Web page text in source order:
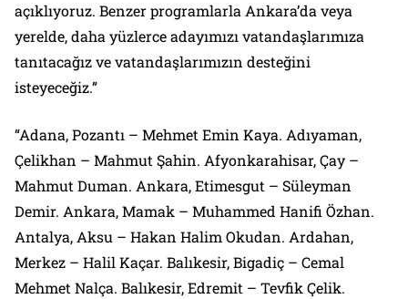
açıklıyoruz. Benzer programlarla Ankara’da veya
yerelde, daha yüzlerce adayımızı vatandaşlarımıza
tanıtacağız ve vatandaşlarımızın desteğini
isteyeceğiz.”
“Adana, Pozantı – Mehmet Emin Kaya. Adıyaman,
Çelikhan – Mahmut Şahin. Afyonkarahisar, Çay –
Mahmut Duman. Ankara, Etimesgut – Süleyman
Demir. Ankara, Mamak – Muhammed Hanifi Özhan.
Antalya, Aksu – Hakan Halim Okudan. Ardahan,
Merkez – Halil Kaçar. Balıkesir, Bigadiç – Cemal
Mehmet Nalça. Balıkesir, Edremit – Tevfik Çelik.